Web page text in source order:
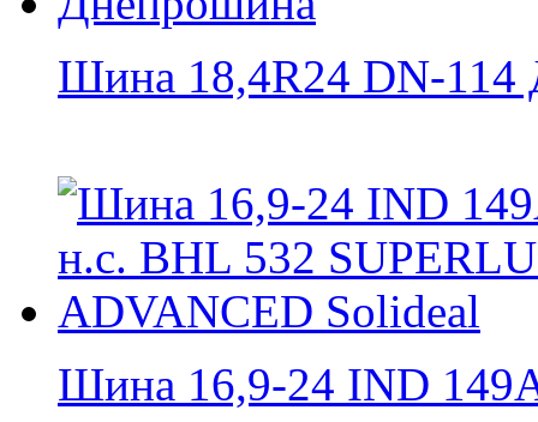
Шина 18,4R24 DN-114
Шина 16,9-24 IND